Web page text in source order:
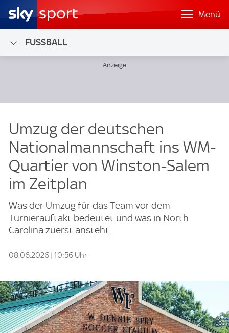
Menü
FUSSBALL
Umzug der deutschen
Nationalmannschaft ins WM-
Quartier von Winston-Salem
im Zeitplan
Was der Umzug für das Team vor dem
Turnierauftakt bedeutet und was in North
Carolina zuerst ansteht.
08.06.2026 | 10:56 Uhr